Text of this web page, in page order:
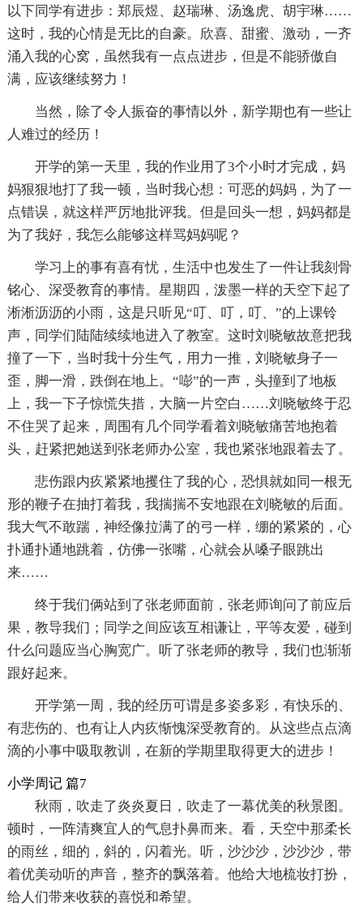
以下同学有进步：郑辰煜、赵瑞琳、汤逸虎、胡宇琳……
这时，我的心情是无比的自豪。欣喜、甜蜜、激动，一齐
涌入我的心窝，虽然我有一点点进步，但是不能骄傲自
满，应该继续努力！
当然，除了令人振奋的事情以外，新学期也有一些让
人难过的经历！
开学的第一天里，我的作业用了3个小时才完成，妈
妈狠狠地打了我一顿，当时我心想：可恶的妈妈，为了一
点错误，就这样严厉地批评我。但是回头一想，妈妈都是
为了我好，我怎么能够这样骂妈妈呢？
学习上的事有喜有忧，生活中也发生了一件让我刻骨
铭心、深受教育的事情。星期四，泼墨一样的天空下起了
淅淅沥沥的小雨，这是只听见“叮、叮，叮、”的上课铃
声，同学们陆陆续续地进入了教室。这时刘晓敏故意把我
撞了一下，当时我十分生气，用力一推，刘晓敏身子一
歪，脚一滑，跌倒在地上。“嘭”的一声，头撞到了地板
上，我一下子惊慌失措，大脑一片空白……刘晓敏终于忍
不住哭了起来，周围有几个同学看着刘晓敏痛苦地抱着
头，赶紧把她送到张老师办公室，我也紧张地跟着去了。
悲伤跟内疚紧紧地攫住了我的心，恐惧就如同一根无
形的鞭子在抽打着我，我揣揣不安地跟在刘晓敏的后面。
我大气不敢踹，神经像拉满了的弓一样，绷的紧紧的，心
扑通扑通地跳着，仿佛一张嘴，心就会从嗓子眼跳出
来……
终于我们俩站到了张老师面前，张老师询问了前应后
果，教导我们；同学之间应该互相谦让，平等友爱，碰到
什么问题应当心胸宽广。听了张老师的教导，我们也渐渐
跟好起来。
开学第一周，我的经历可谓是多姿多彩，有快乐的、
有悲伤的、也有让人内疚惭愧深受教育的。从这些点点滴
滴的小事中吸取教训，在新的学期里取得更大的进步！
小学周记 篇7
秋雨，吹走了炎炎夏日，吹走了一幕优美的秋景图。
顿时，一阵清爽宜人的气息扑鼻而来。看，天空中那柔长
的雨丝，细的，斜的，闪着光。听，沙沙沙，沙沙沙，带
着优美动听的声音，整齐的飘落着。他给大地梳妆打扮，
给人们带来收获的喜悦和希望。